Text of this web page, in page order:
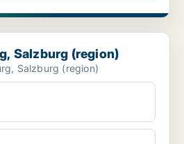
(region)
Salzburg (region)
Salzburg (region)